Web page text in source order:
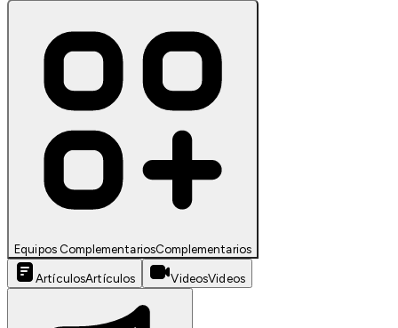
Equipos ComplementariosComplementarios
ArtículosArtículos VideosVideos